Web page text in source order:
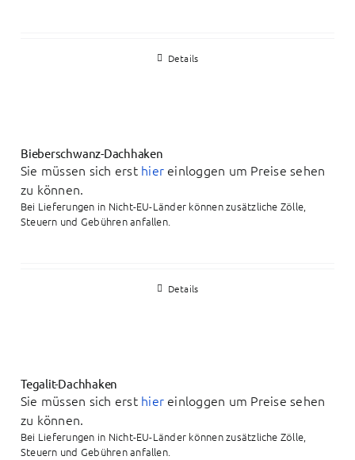
Details
Bieberschwanz-Dachhaken
Sie müssen sich erst hier einloggen um Preise sehen
zu können.
Bei Lieferungen in Nicht-EU-Länder können zusätzliche Zölle,
Steuern und Gebühren anfallen.
Details
Tegalit-Dachhaken
Sie müssen sich erst hier einloggen um Preise sehen
zu können.
Bei Lieferungen in Nicht-EU-Länder können zusätzliche Zölle,
Steuern und Gebühren anfallen.